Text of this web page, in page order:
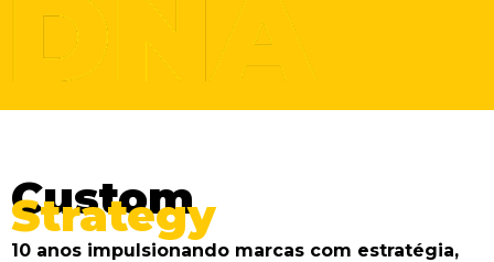
Custom
Strategy
10 anos impulsionando marcas com estratégia,